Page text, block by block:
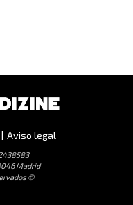
| Aviso legal
Madrid
©